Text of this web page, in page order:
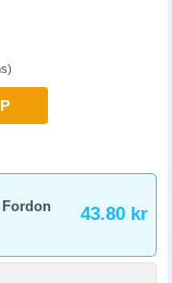
Fordon
43.80 kr